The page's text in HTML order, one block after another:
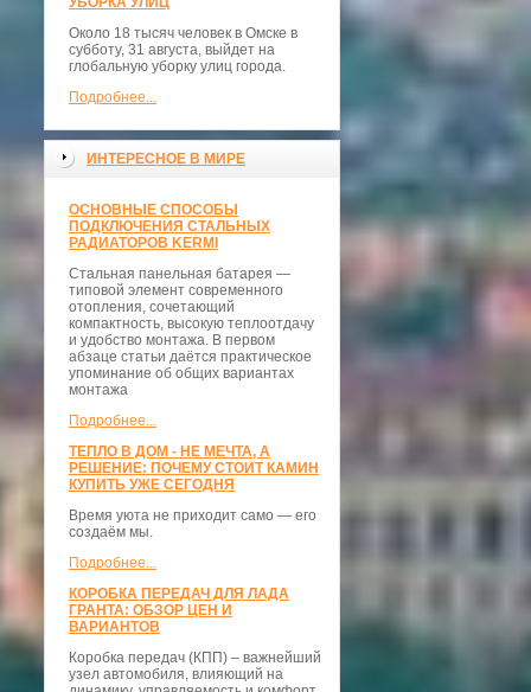
Около 18 тысяч человек в Омске в
субботу, 31 августа, выйдет на
глобальную уборку улиц города.
Подробнее...
ИНТЕРЕСНОЕ В МИРЕ
ОСНОВНЫЕ СПОСОБЫ
ПОДКЛЮЧЕНИЯ СТАЛЬНЫХ
РАДИАТОРОВ KERMI
Стальная панельная батарея —
типовой элемент современного
отопления, сочетающий
компактность, высокую теплоотдачу
и удобство монтажа. В первом
абзаце статьи даётся практическое
упоминание об общих вариантах
монтажа
Подробнее...
ТЕПЛО В ДОМ - НЕ МЕЧТА, А
РЕШЕНИЕ: ПОЧЕМУ СТОИТ КАМИН
КУПИТЬ УЖЕ СЕГОДНЯ
Время уюта не приходит само — его
создаём мы.
Подробнее...
КОРОБКА ПЕРЕДАЧ ДЛЯ ЛАДА
ГРАНТА: ОБЗОР ЦЕН И
ВАРИАНТОВ
Коробка передач (КПП) – важнейший
узел автомобиля, влияющий на